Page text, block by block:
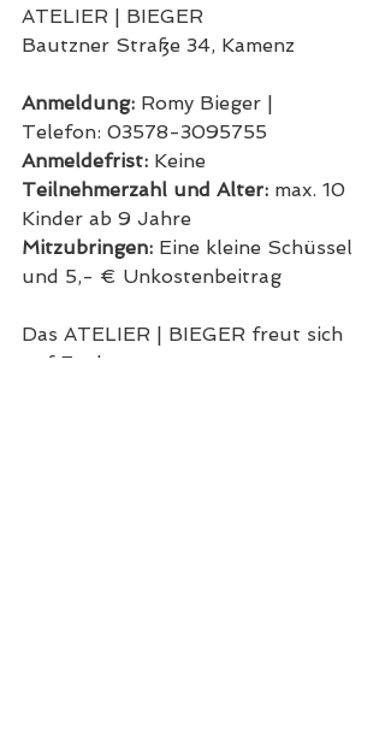
ATELIER | BIEGER
Bautzner Straße 34, Kamenz
Anmeldung: Romy Bieger |
Telefon: 03578-3095755
Anmeldefrist: Keine
Teilnehmerzahl und Alter: max. 10
Kinder ab 9 Jahre
Mitzubringen: Eine kleine Schüssel
und 5,- € Unkostenbeitrag
Das ATELIER | BIEGER freut sich
auf Euch.